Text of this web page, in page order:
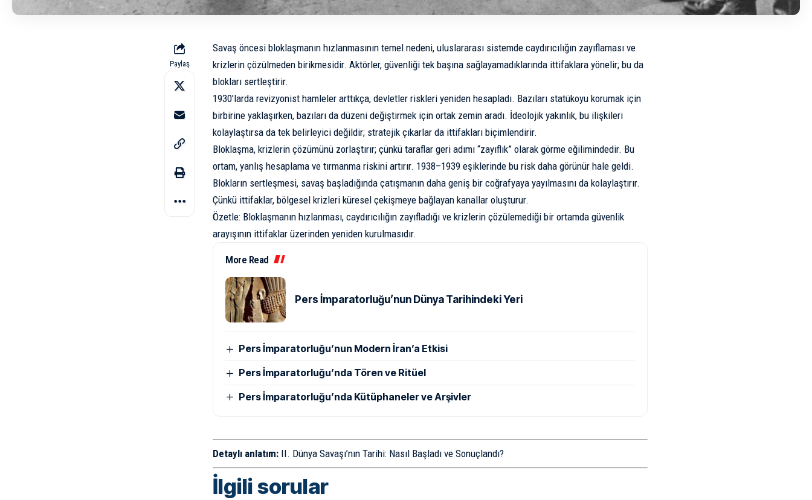
Paylaş
Savaş öncesi bloklaşmanın hızlanmasının temel nedeni, uluslararası sistemde caydırıcılığın zayıflaması ve
krizlerin çözülmeden birikmesidir. Aktörler, güvenliği tek başına sağlayamadıklarında ittifaklara yönelir; bu da
blokları sertleştirir.
1930’larda revizyonist hamleler arttıkça, devletler riskleri yeniden hesapladı. Bazıları statükoyu korumak için
birbirine yaklaşırken, bazıları da düzeni değiştirmek için ortak zemin aradı. İdeolojik yakınlık, bu ilişkileri
kolaylaştırsa da tek belirleyici değildir; stratejik çıkarlar da ittifakları biçimlendirir.
Bloklaşma, krizlerin çözümünü zorlaştırır; çünkü taraflar geri adımı “zayıflık” olarak görme eğilimindedir. Bu
ortam, yanlış hesaplama ve tırmanma riskini artırır. 1938–1939 eşiklerinde bu risk daha görünür hale geldi.
Blokların sertleşmesi, savaş başladığında çatışmanın daha geniş bir coğrafyaya yayılmasını da kolaylaştırır.
Çünkü ittifaklar, bölgesel krizleri küresel çekişmeye bağlayan kanallar oluşturur.
Özetle: Bloklaşmanın hızlanması, caydırıcılığın zayıfladığı ve krizlerin çözülemediği bir ortamda güvenlik
arayışının ittifaklar üzerinden yeniden kurulmasıdır.
More Read
Pers İmparatorluğu’nun Dünya Tarihindeki Yeri
Pers İmparatorluğu’nun Modern İran’a Etkisi
Pers İmparatorluğu’nda Tören ve Ritüel
Pers İmparatorluğu’nda Kütüphaneler ve Arşivler
Detaylı anlatım: II. Dünya Savaşı’nın Tarihi: Nasıl Başladı ve Sonuçlandı?
İlgili sorular